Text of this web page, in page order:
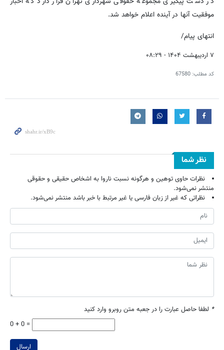
موفقیت آنها در آینده اعلام خواهد شد.
انتهای پیام/
۷ اردیبهشت ۱۴۰۴ - ۰۸:۲۹
کد مطلب: 67580
نظر شما
نظرات حاوی توهین و هرگونه نسبت ناروا به اشخاص حقیقی و حقوقی
منتشر نمی‌شود.
نظراتی که غیر از زبان فارسی یا غیر مرتبط با خبر باشد منتشر نمی‌شود.
* لطفا حاصل عبارت را در جعبه متن روبرو وارد کنید
0 + 0 =
ارسال